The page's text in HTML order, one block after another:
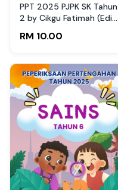
PPT 2025 PJPK SK Tahun
2 by Cikgu Fatimah (Edisi
RM 10.00